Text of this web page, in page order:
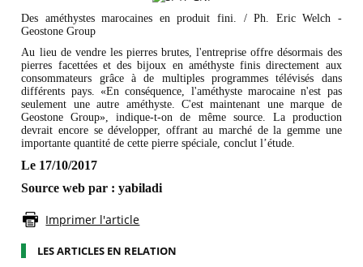
Des améthystes marocaines en produit fini. / Ph. Eric Welch -
Geostone Group
Au lieu de vendre les pierres brutes, l'entreprise offre désormais des
pierres facettées et des bijoux en améthyste finis directement aux
consommateurs grâce à de multiples programmes télévisés dans
différents pays. «En conséquence, l'améthyste marocaine n'est pas
seulement une autre améthyste. C'est maintenant une marque de
Geostone Group», indique-t-on de même source. La production
devrait encore se développer, offrant au marché de la gemme une
importante quantité de cette pierre spéciale, conclut l’étude.
Le 17/10/2017
Source web par : yabiladi
Imprimer l'article
LES ARTICLES EN RELATION